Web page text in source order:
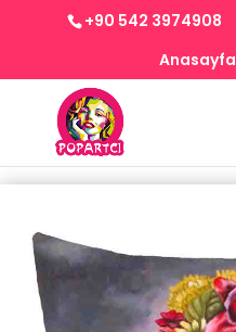
+90 542 3974908
Anasayfa